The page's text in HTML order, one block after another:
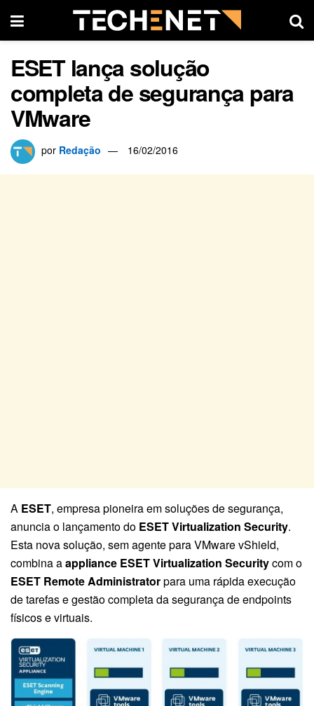
ESET lança solução
completa de segurança para
VMware
por Redação 16/02/2016
A ESET, empresa pioneira em soluções de segurança,
anuncia o lançamento do ESET Virtualization Security.
Esta nova solução, sem agente para VMware vShield,
combina aappliance ESET Virtualization Securitycom o
ESET Remote Administratorpara uma rápida execução
de tarefas e gestão completa da segurança de endpoints
físicos e virtuais.